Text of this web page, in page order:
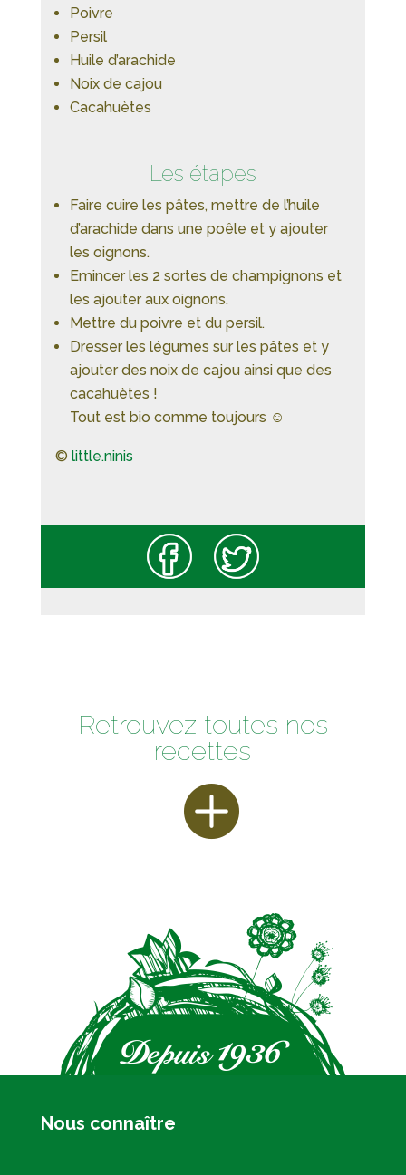
Poivre
Persil
Huile d’arachide
Noix de cajou
Cacahuètes
Les étapes
Faire cuire les pâtes, mettre de l’huile
d’arachide dans une poêle et y ajouter
les oignons.
Emincer les 2 sortes de champignons et
les ajouter aux oignons.
Mettre du poivre et du persil.
Dresser les légumes sur les pâtes et y
ajouter des noix de cajou ainsi que des
cacahuètes !
Tout est bio comme toujours ☺️
© little.ninis
Retrouvez toutes nos
recettes
Nous connaître